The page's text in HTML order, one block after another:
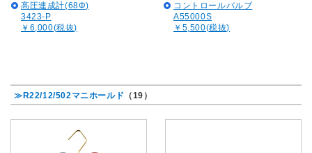
高圧連成計(68Φ)
3423-P
￥6,000(税抜)
コントロールバルブ
A55000S
￥5,500(税抜)
≫R22/12/502マニホールド （19）